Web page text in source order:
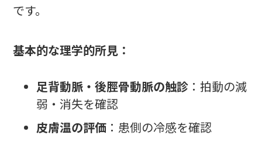
です。
基本的な理学的所見：
足背動脈・後脛骨動脈の触診 ：拍動の減
弱・消失を確認
皮膚温の評価 ：患側の冷感を確認